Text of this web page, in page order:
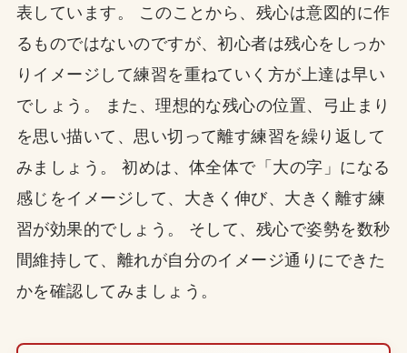
表しています。 このことから、残心は意図的に作
るものではないのですが、初心者は残心をしっか
りイメージして練習を重ねていく方が上達は早い
でしょう。 また、理想的な残心の位置、弓止まり
を思い描いて、思い切って離す練習を繰り返して
みましょう。 初めは、体全体で「大の字」になる
感じをイメージして、大きく伸び、大きく離す練
習が効果的でしょう。 そして、残心で姿勢を数秒
間維持して、離れが自分のイメージ通りにできた
かを確認してみましょう。